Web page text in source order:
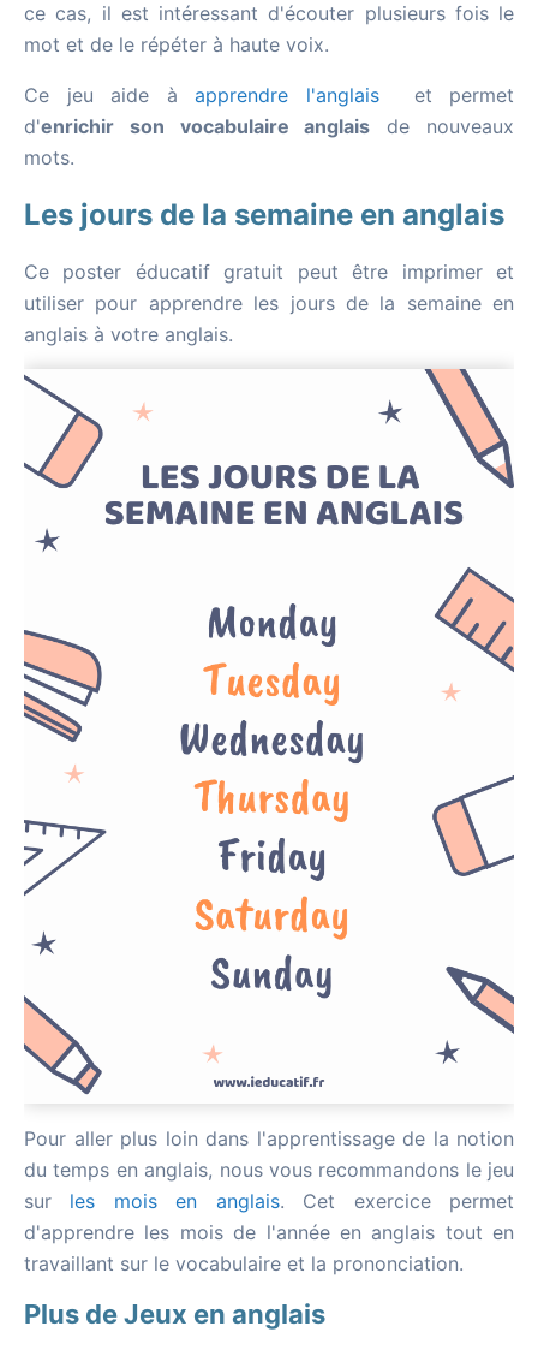
ce cas, il est intéressant d'écouter plusieurs fois le
mot et de le répéter à haute voix.
Ce jeu aide à apprendre l'anglaiset permet
d'enrichir son vocabulaire anglais de nouveaux
mots.
Les jours de la semaine en anglais
Ce poster éducatif gratuit peut être imprimer et
utiliser pour apprendre les jours de la semaine en
anglais à votre anglais.
Pour aller plus loin dans l'apprentissage de la notion
du temps en anglais, nous vous recommandons le jeu
sur les mois en anglais. Cet exercice permet
d'apprendre les mois de l'année en anglais tout en
travaillant sur le vocabulaire et la prononciation.
Plus de Jeux en anglais